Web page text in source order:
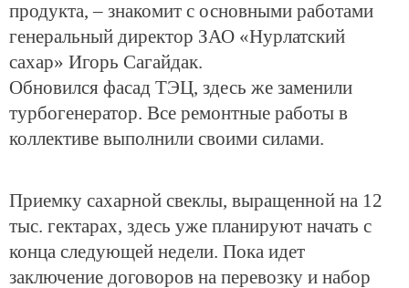
продукта, – знакомит с основными работами
генеральный директор ЗАО «Нурлатский
сахар» Игорь Сагайдак.
Обновился фасад ТЭЦ, здесь же заменили
турбогенератор. Все ремонтные работы в
коллективе выполнили своими силами.
Приемку сахарной свеклы, выращенной на 12
тыс. гектарах, здесь уже планируют начать с
конца следующей недели. Пока идет
заключение договоров на перевозку и набор